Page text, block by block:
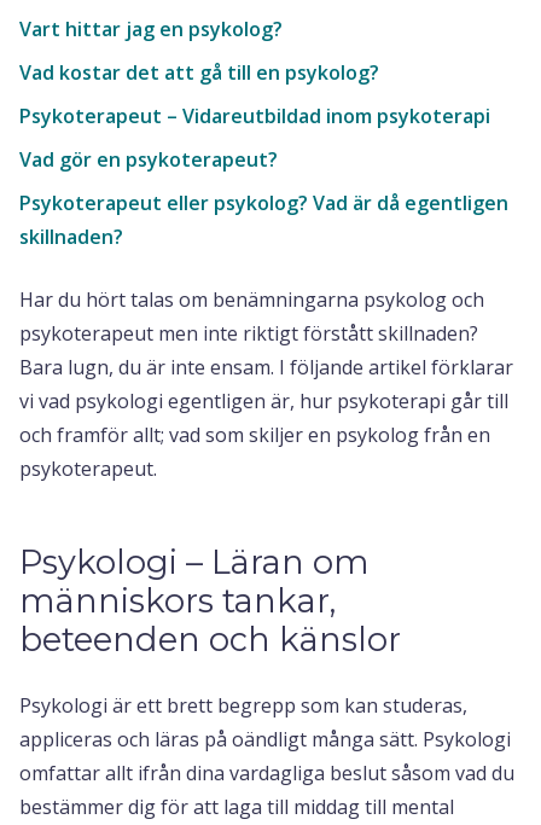
Har du hört talas om benämningarna psykolog och
psykoterapeut men inte riktigt förstått skillnaden?
Bara lugn, du är inte ensam. I följande artikel förklarar
vi vad psykologi egentligen är, hur psykoterapi går till
och framför allt; vad som skiljer en psykolog från en
psykoterapeut.
Psykologi – Läran om
människors tankar,
beteenden och känslor
Psykologi är ett brett begrepp som kan studeras,
appliceras och läras på oändligt många sätt. Psykologi
omfattar allt ifrån dina vardagliga beslut såsom vad du
bestämmer dig för att laga till middag till mental
Vart hittar jag en psykolog?
Vad kostar det att gå till en psykolog?
Psykoterapeut – Vidareutbildad inom psykoterapi
Vad gör en psykoterapeut?
Psykoterapeut eller psykolog? Vad är då egentligen
skillnaden?